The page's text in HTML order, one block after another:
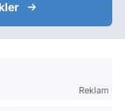
Reklam